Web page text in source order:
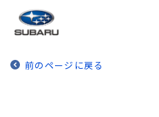
前のページに戻る